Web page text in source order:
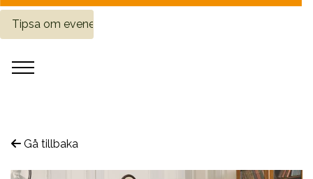
Tipsa om evenemang
Gå tillbaka